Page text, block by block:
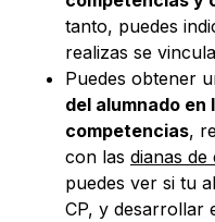
tanto, puedes
realizas se
Puedes obtener
del alumnado
competencias,
con las dianas de
puedes ver si tu
CP, y desarrollar